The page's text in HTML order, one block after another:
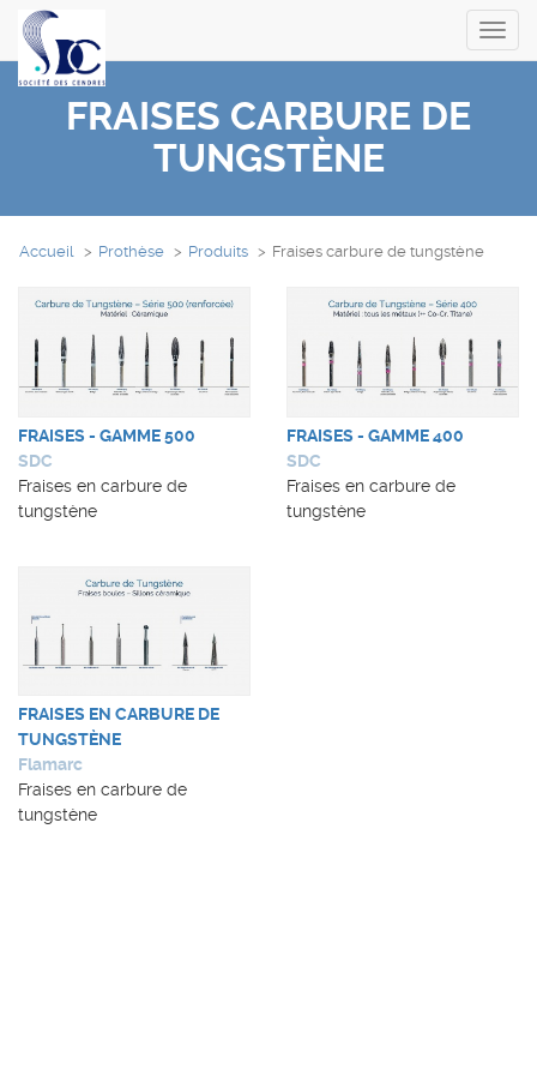
FRAISES CARBURE DE
TUNGSTÈNE
Accueil Prothèse Produits Fraises carbure de tungstène
FRAISES - GAMME 500
SDC
Fraises en carbure de
tungstène
FRAISES - GAMME 400
SDC
Fraises en carbure de
tungstène
FRAISES EN CARBURE DE
TUNGSTÈNE
Flamarc
Fraises en carbure de
tungstène